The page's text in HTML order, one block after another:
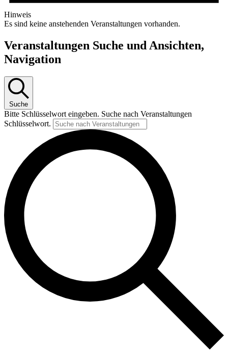
Hinweis
Es sind keine anstehenden Veranstaltungen vorhanden.
Veranstaltungen Suche und Ansichten,
Navigation
Suche
Bitte Schlüsselwort eingeben. Suche nach Veranstaltungen
Schlüsselwort.